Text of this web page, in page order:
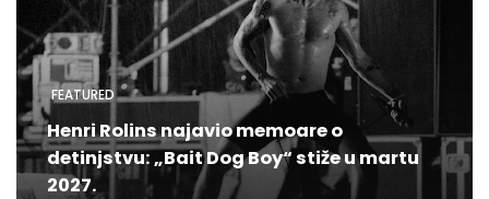
FEATURED
Henri Rolins najavio memoare o
detinjstvu: „Bait Dog Boy“ stiže u martu
2027.